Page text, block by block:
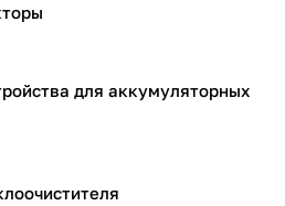
для аккумуляторных